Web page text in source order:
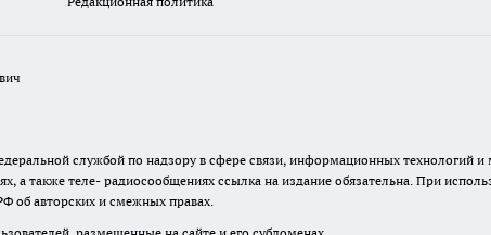
службой по надзору в сфере связи, информационных
а также теле- радиосообщениях ссылка на издание обязательна. При
об авторских и смежных правах.